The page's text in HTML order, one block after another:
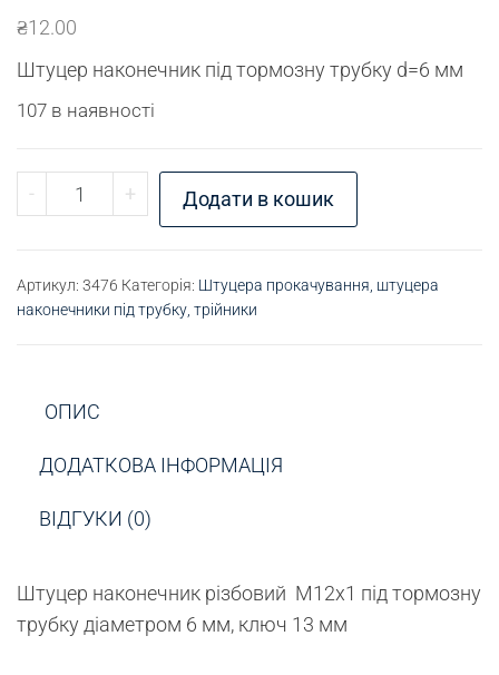
₴12.00
Штуцер наконечник під тормозну трубку d=6 мм
107 в наявності
- Штуцер наконечник М12х1 кількість
+ Додати в кошик
Артикул: 3476 Категорія: Штуцера прокачування, штуцера
наконечники під трубку, трійники
ОПИС
ДОДАТКОВА ІНФОРМАЦІЯ
ВІДГУКИ (0)
Штуцер наконечник різбовий М12х1 під тормозну
трубку діаметром 6 мм, ключ 13 мм